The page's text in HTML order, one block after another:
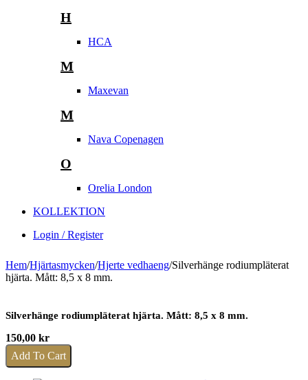
H
HCA
M
Maxevan
M
Nava Copenagen
O
Orelia London
KOLLEKTION
Login / Register
Hem/Hjärtasmycken/Hjerte vedhaeng/Silverhänge rodiumpläterat
hjärta. Mått: 8,5 x 8 mm.
Silverhänge rodiumpläterat hjärta. Mått: 8,5 x 8 mm.
150,00 kr
Add To Cart